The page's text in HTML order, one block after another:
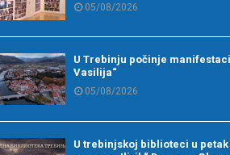
05/08/2026
U Trebinju počinje
Vasilija“
05/08/2026
U trebinjskoj biblioteci u